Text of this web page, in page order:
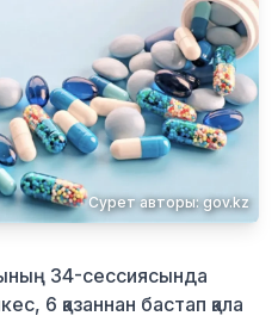
Сурет авторы: gov.kz
34-сессиясында
6 қазаннан бастап қала